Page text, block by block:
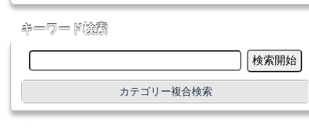
キーワード検索
カテゴリー複合検索